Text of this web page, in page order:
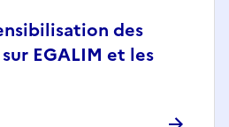
des
EGALIM et les